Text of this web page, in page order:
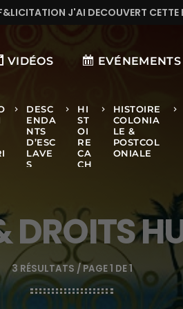
RADIO C LE TOP,TRES TREES
VIDÉOS EVÉNEMENTS
keyboard_arrow_right
DESC
ENDA
NTS
D’ESC
LAVE
S
keyboard_arrow_right
HI
ST
OI
RE
CA
CH
keyboard_arrow_right
HISTOIRE
COLONIA
LE &
POSTCOL
ONIALE
keyboard_arrow_right
DROITS
3 RÉSULTATS / PAGE 1 DE 1